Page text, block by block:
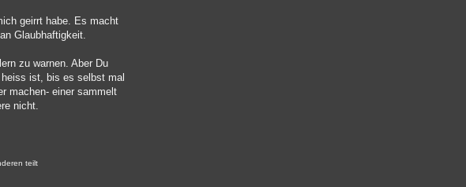
geirrt habe. Es macht
Glaubhaftigkeit.
zu warnen. Aber Du
ist, bis es selbst mal
machen- einer sammelt
nicht.
teilt